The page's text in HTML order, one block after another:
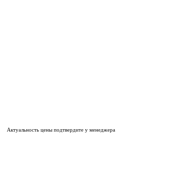
Актуальность цены подтвердите у менеджера